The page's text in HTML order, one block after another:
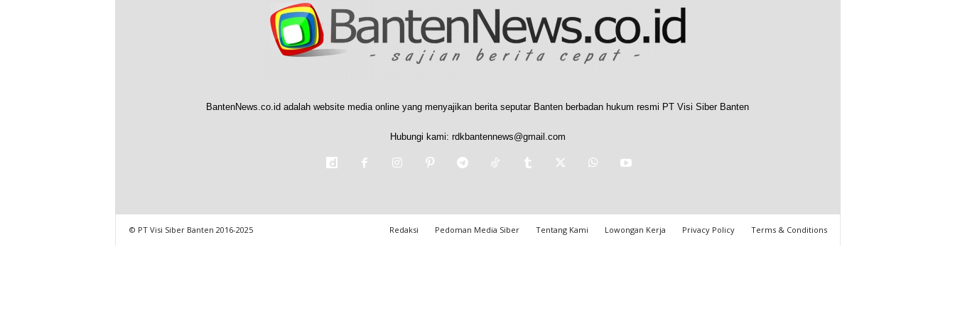
BantenNews.co.id adalah website media online yang menyajikan berita seputar Banten berbadan hukum resmi PT Visi Siber Banten
Hubungi kami: rdkbantennews@gmail.com
Redaksi Pedoman Media Siber Tentang Kami Lowongan Kerja Privacy Policy Terms & Conditions
© PT Visi Siber Banten 2016-2025